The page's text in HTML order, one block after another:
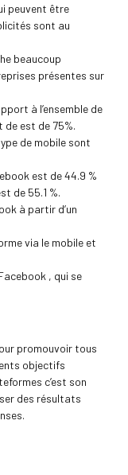
peuvent être
sont au
beaucoup
présentes sur
à l’ensemble de
de est de 75%.
de mobile sont
est de 44.9 %
de 55.1 %.
à partir d’un
via le mobile et
, qui se
promouvoir tous
objectifs
c’est son
des résultats